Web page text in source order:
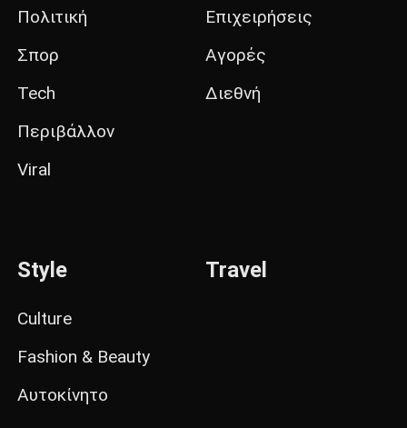
Πολιτική
Σπορ
Tech
Περιβάλλον
Viral
Επιχειρήσεις
Αγορές
Διεθνή
Style
Culture
Fashion & Beauty
Αυτοκίνητο
Travel